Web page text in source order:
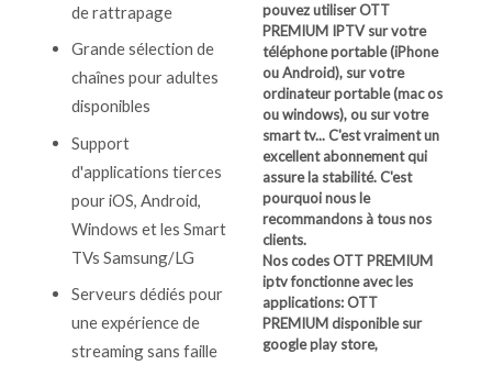
de rattrapage
Grande sélection de
chaînes pour adultes
disponibles
Support
d'applications tierces
pour iOS, Android,
Windows et les Smart
TVs Samsung/LG
Serveurs dédiés pour
une expérience de
streaming sans faille
pouvez utiliser OTT
PREMIUM IPTV sur votre
téléphone portable (iPhone
ou Android), sur votre
ordinateur portable (mac os
ou windows), ou sur votre
smart tv... C'est vraiment un
excellent abonnement qui
assure la stabilité. C'est
pourquoi nous le
recommandons à tous nos
clients.
Nos codes OTT PREMIUM
iptv fonctionne avec les
applications: OTT
PREMIUM disponible sur
google play store,